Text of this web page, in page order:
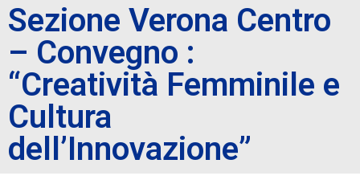
Sezione Verona Centro
– Convegno :
“Creatività Femminile e
Cultura
dell’Innovazione”